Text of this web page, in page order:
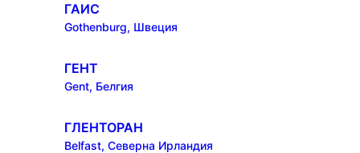
ГАИС
Gothenburg, Швеция
ГЕНТ
Gent, Белгия
ГЛЕНТОРАН
Belfast, Северна Ирландия